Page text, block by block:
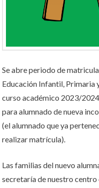
Se abre periodo de
Educación Infantil, Primaria
curso académico 2023/
para alumnado de nueva
(el alumnado que ya
realizar matrícula).
Las familias del nuevo
secretaría de nuestro